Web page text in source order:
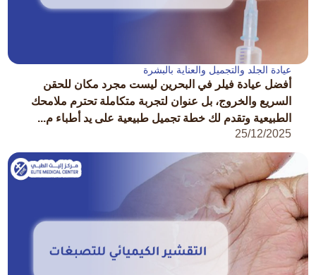
عيادة الجلد والتجميل والعناية بالبشرة
أفضل عيادة فيلر في البحرين ليست مجرد مكان للحقن
السريع والخروج، بل عنوان لتجربة متكاملة تحترم ملامحك
الطبيعية وتقدم لك خطة تجميل طبيعية على يد أطباء م...
25/12/2025